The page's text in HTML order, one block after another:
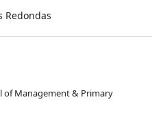
Redondas
of Management & Primary